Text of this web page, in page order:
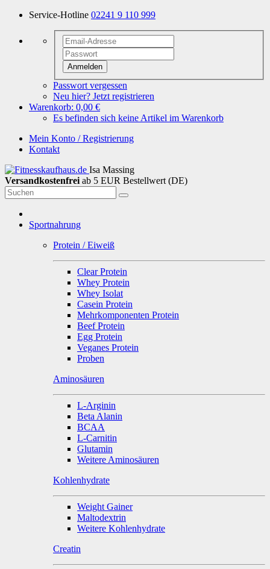
Service-Hotline 02241 9 110 999
Anmelden
Passwort vergessen
Neu hier? Jetzt registrieren
Warenkorb: 0,00 €
Es befinden sich keine Artikel im Warenkorb
Mein Konto / Registrierung
Kontakt
Isa Massing
Versandkostenfrei ab 5 EUR Bestellwert (DE)
Sportnahrung
Protein / Eiweiß
Clear Protein
Whey Protein
Whey Isolat
Casein Protein
Mehrkomponenten Protein
Beef Protein
Egg Protein
Veganes Protein
Proben
Aminosäuren
L-Arginin
Beta Alanin
BCAA
L-Carnitin
Glutamin
Weitere Aminosäuren
Kohlenhydrate
Weight Gainer
Maltodextrin
Weitere Kohlenhydrate
Creatin